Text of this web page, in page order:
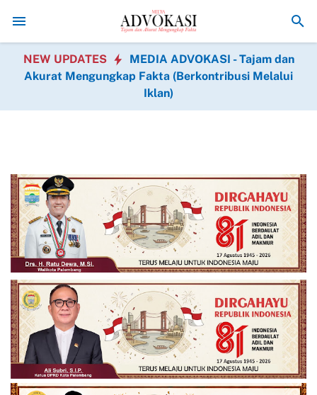
Berkarya Di Kala Senja:Semangat Tak Kenal Usia, Lansia Desa
NEW UPDATES
MEDIA ADVOKASI - Tajam dan
Akurat Mengungkap Fakta (Berkontribusi Melalui
Iklan)